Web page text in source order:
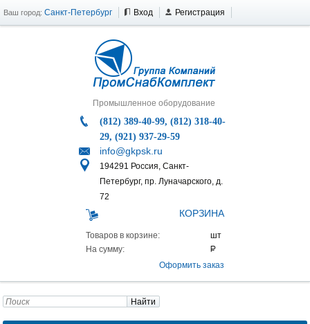
Ваш город: Санкт-Петербург Вход Регистрация
Промышленное оборудование
(812) 389-40-99, (812) 318-40-
29, (921) 937-29-59
info@gkpsk.ru
194291 Россия, Санкт-
Петербург, пр. Луначарского, д.
72
КОРЗИНА
Товаров в корзине:
На сумму:
Оформить заказ
Найти